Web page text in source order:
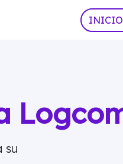
INICIO
su